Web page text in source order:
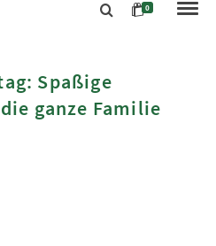
0
Spaßige
ganze Familie